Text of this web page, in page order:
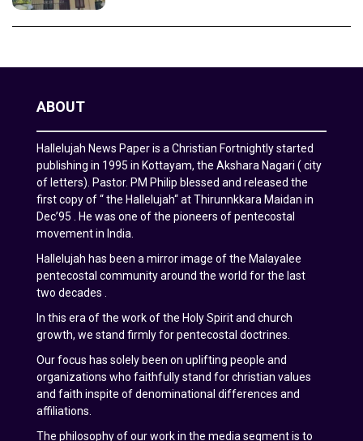
ABOUT
Hallelujah News Paper is a Christian Fortnightly started
publishing in 1995 in Kottayam, the Akshara Nagari ( city
of letters). Pastor. PM Philip blessed and released the
first copy of “ the Hallelujah“ at Thirunnkkara Maidan in
Dec’95 . He was one of the pioneers of pentecostal
movement in India.
Hallelujah has been a mirror image of the Malayalee
pentecostal community around the world for the last
two decades .
In this era of the work of the Holy Spirit and church
growth, we stand firmly for pentecostal doctrines.
Our focus has solely been on uplifting people and
organizations who faithfully stand for christian values
and faith inspite of denominational differences and
affiliations.
The philosophy of our work in the media segment is to